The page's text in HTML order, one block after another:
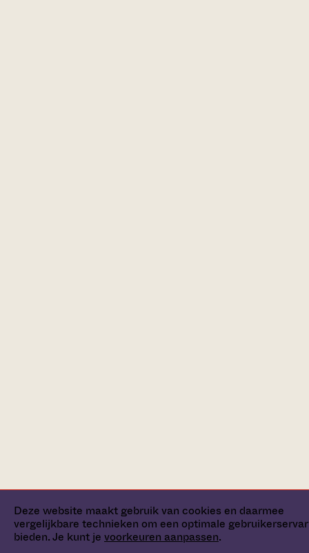
Deze website maakt gebruik van cookies en daarmee
vergelijkbare technieken om een optimale
bieden. Je kunt je voorkeuren aanpassen.